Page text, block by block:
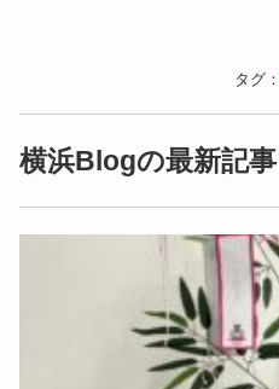
タグ：
横浜Blogの最新記事